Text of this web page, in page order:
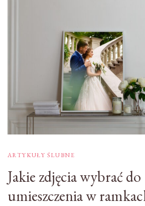
ARTYKUŁY ŚLUBNE
Jakie zdjęcia wybrać do
umieszczenia w